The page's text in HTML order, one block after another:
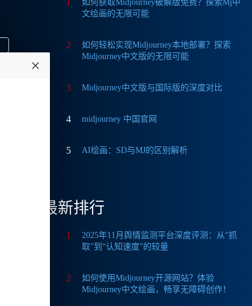
如何获取Midjourney破解版免费？探索Mj中
文绘画的无限可能
2
如何轻松实现Midjourney本地部署？探索
Midjourney中文版的无限可能
3 Midjourney中文版与国际版的深度对比
4 midjourney 中国官网
5 AI绘画：SD与MJ的区别解析
最新排行
1
2025年11月舆情监测平台深度评测：从“抓
取”到“认知速度”的较量
2
如何使用Midjourney开源网站？体验
Midjourney中文绘画，畅享无障碍创作！